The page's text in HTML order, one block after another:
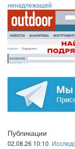
ненадлежащей
Публикации
02.08.26 10:10